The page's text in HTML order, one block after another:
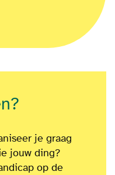
je graag
jouw ding?
op de